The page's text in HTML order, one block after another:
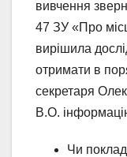
вивчення
47 ЗУ «Про
вирішила
отримати в
секретаря
В.О.
Чи